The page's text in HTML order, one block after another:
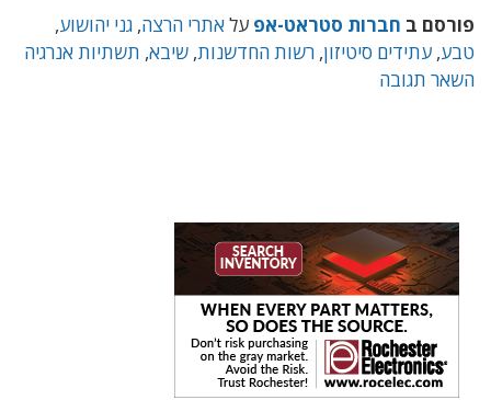
פורסם ב חברות סטראט-אפ עלאתרי הרצה, גני יהושוע,
טבע, עתידים סיטיזון, רשות החדשנות, שיבא, תשתיות אנרגיה
השאר תגובה